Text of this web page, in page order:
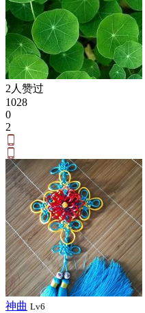
2人赞过
1028
0
2
神曲 Lv6